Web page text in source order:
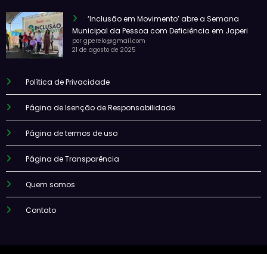
‘Inclusão em Movimento’ abre a Semana
Municipal da Pessoa com Deficiência em Japeri
por gperelo@gmail.com
21 de agosto de 2025
Política de Privacidade
Página de Isenção de Responsabilidade
Página de termos de uso
Página de Transparência
Quem somos
Contato